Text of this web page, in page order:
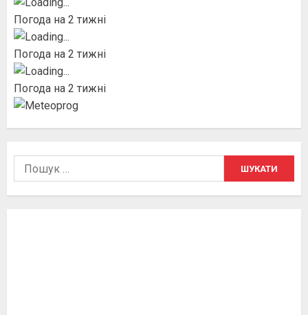
Погода на 2 тижні
Погода на 2 тижні
Погода на 2 тижні
Пошук: